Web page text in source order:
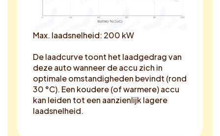
0 20 40 60 80 100
Battery % (SoC)
Max. laadsnelheid: 200 kW
De laadcurve toont het laadgedrag van
deze auto wanneer de accu zich in
optimale omstandigheden bevindt (rond
30 °C). Een koudere (of warmere) accu
kan leiden tot een aanzienlijk lagere
laadsnelheid.